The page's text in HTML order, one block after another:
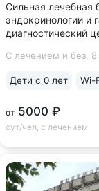
Сильная лечебная
эндокринологии и
диагностический
Курортологии —
С лечением и без,
от 5000 ₽
сут/чел, с лечением
Дети с 0 лет Wi-